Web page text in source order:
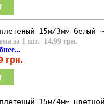
15м/3мм белый
за 1 шт. 14,99 грн.
грн.
15м/4мм